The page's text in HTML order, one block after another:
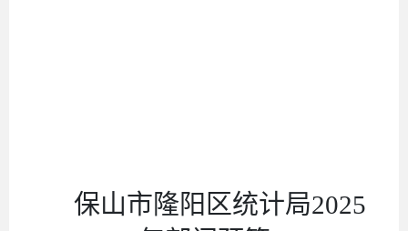
保山市隆阳区统计局2025